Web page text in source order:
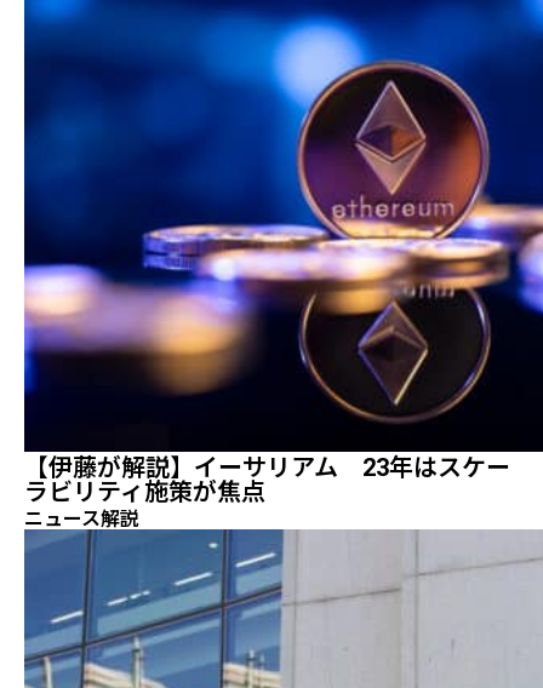
【伊藤が解説】イーサリアム 23年はスケー
ラビリティ施策が焦点
ニュース解説